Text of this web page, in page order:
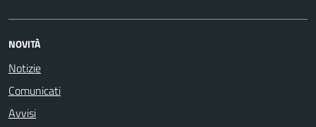
NOVITÀ
Notizie
Comunicati
Avvisi